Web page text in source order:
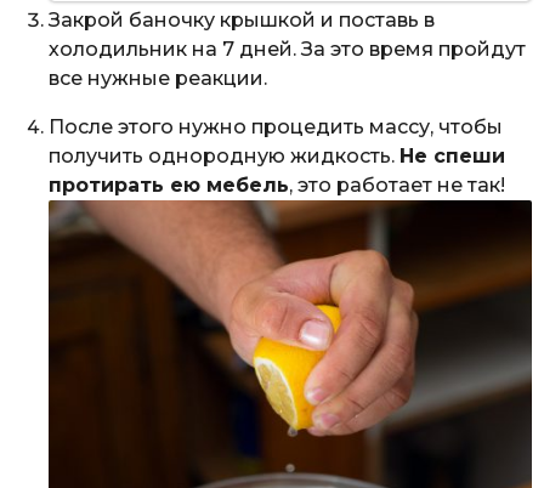
Закрой баночку крышкой и поставь в
холодильник на 7 дней. За это время пройдут
все нужные реакции.
После этого нужно процедить массу, чтобы
получить однородную жидкость. Не спеши
протирать ею мебель, это работает не так!